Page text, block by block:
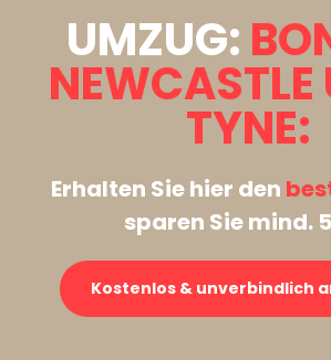
UMZUG:
NEWCASTLE
TYNE:
Erhalten Sie hier den
sparen Sie mind.
Kostenlos & unverbindlich